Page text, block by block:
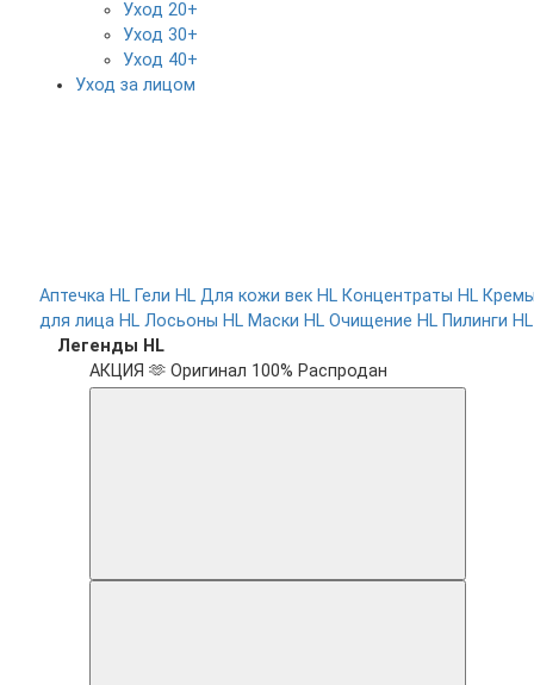
Уход 20+
Уход 30+
Уход 40+
Уход за лицом
Аптечка HL Гели HL Для кожи век HL Концентраты HL
для лица HL Лосьоны HL Маски HL Очищение HL Пилинги HL
Легенды HL
АКЦИЯ 🫶 Оригинал 100% Распродан